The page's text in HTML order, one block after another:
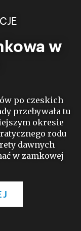
w
po czeskich
przebywała tu
okresie
rodu
dawnych
w zamkowej